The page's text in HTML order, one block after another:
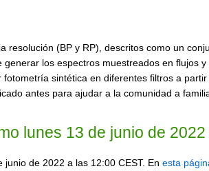
(BP y RP), descritos como un
generar los espectros muestreados en flujos
sintética en diferentes filtros a
antes para ajudar a la comunidad a
lunes 13 de junio de 2022
de 2022 a las 12:00 CEST. En esta